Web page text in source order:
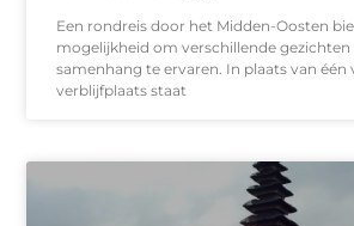
Een rondreis door het Midden-Oosten
mogelijkheid om verschillende gezichten
samenhang te ervaren. In plaats van één
verblijfplaats staat